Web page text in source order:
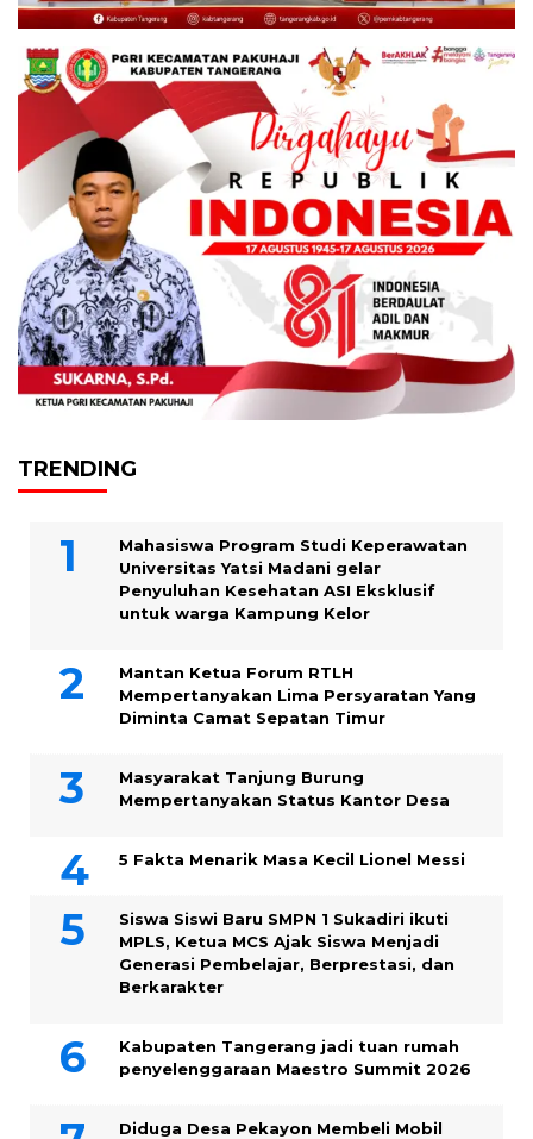
TRENDING
Mahasiswa Program Studi Keperawatan
Universitas Yatsi Madani gelar
Penyuluhan Kesehatan ASI Eksklusif
untuk warga Kampung ‎Kelor
Mantan Ketua Forum RTLH
Mempertanyakan Lima Persyaratan Yang
Diminta Camat Sepatan Timur
Masyarakat Tanjung Burung
Mempertanyakan Status Kantor Desa
5 Fakta Menarik Masa Kecil Lionel Messi
Siswa Siswi Baru SMPN 1 Sukadiri ikuti
MPLS, Ketua MCS Ajak Siswa Menjadi
Generasi Pembelajar, Berprestasi, dan
Berkarakter
Kabupaten Tangerang jadi tuan rumah
penyelenggaraan Maestro Summit 2026
Diduga Desa Pekayon Membeli Mobil